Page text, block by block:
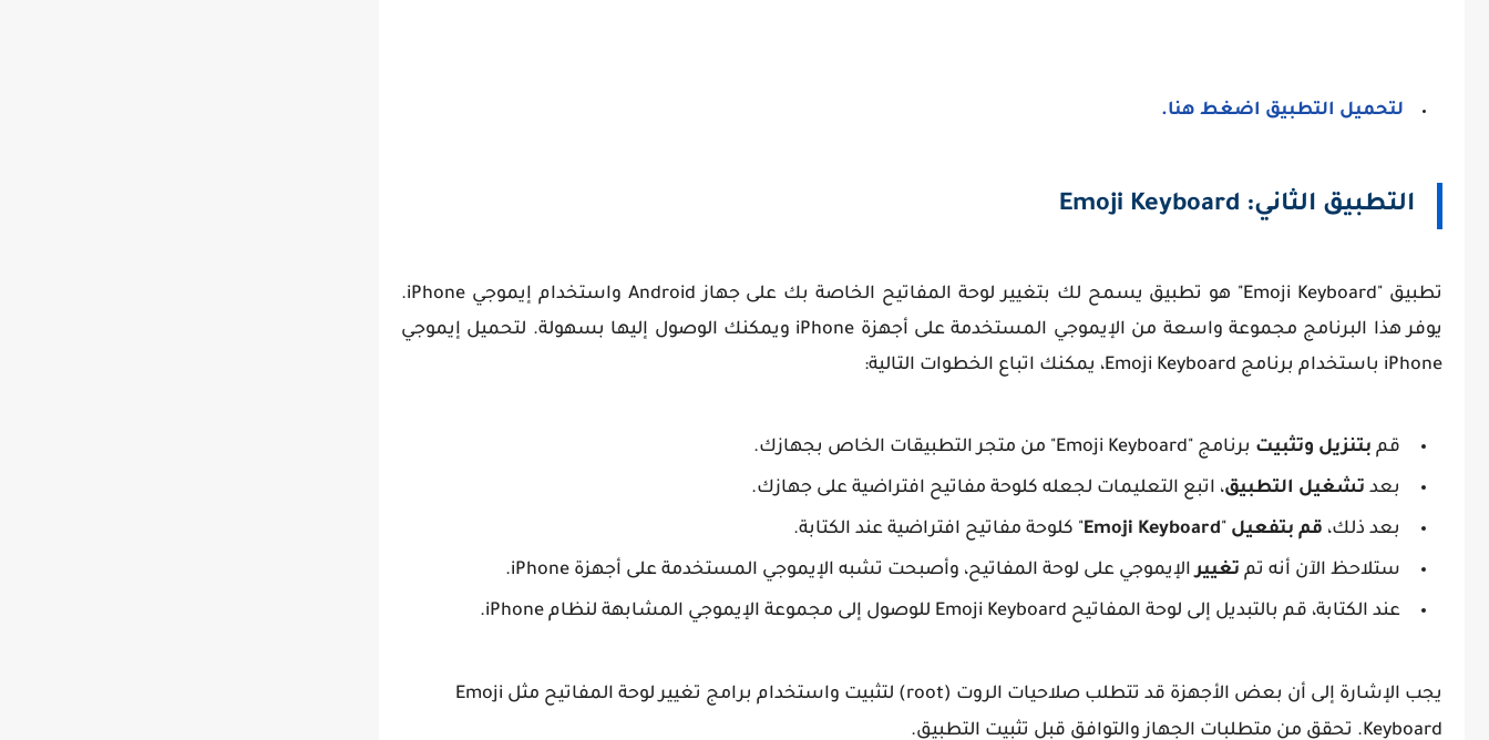
لتحميل التطبيق اضغط هنا.
التطبيق الثاني: Emoji Keyboard
تطبيق "Emoji Keyboard" هو تطبيق يسمح لك بتغيير لوحة المفاتيح الخاصة بك على جهاز Android واستخدام إيموجي iPhone.
يوفر هذا البرنامج مجموعة واسعة من الإيموجي المستخدمة على أجهزة iPhone ويمكنك الوصول إليها بسهولة. لتحميل إيموجي
iPhone باستخدام برنامج Emoji Keyboard، يمكنك اتباع الخطوات التالية:
قم بتنزيل وتثبيت برنامج "Emoji Keyboard" من متجر التطبيقات الخاص بجهازك.
بعد تشغيل التطبيق، اتبع التعليمات لجعله كلوحة مفاتيح افتراضية على جهازك.
بعد ذلك، قم بتفعيل "
Emoji Keyboard" كلوحة مفاتيح افتراضية عند الكتابة.
ستلاحظ الآن أنه تم تغييرالإيموجي على لوحة المفاتيح، وأصبحت تشبه الإيموجي المستخدمة على أجهزة iPhone.
عند الكتابة، قم بالتبديل إلى لوحة المفاتيح Emoji Keyboard للوصول إلى مجموعة الإيموجي المشابهة لنظام iPhone.
يجب الإشارة إلى أن بعض الأجهزة قد تتطلب صلاحيات الروت (root) لتثبيت واستخدام برامج تغيير لوحة المفاتيح مثل Emoji
Keyboard. تحقق من متطلبات الجهاز والتوافق قبل تثبيت التطبيق.